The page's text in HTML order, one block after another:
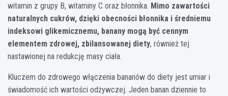
witamin z grupy B, witaminy C oraz błonnika. Mimo zawartości
naturalnych cukrów, dzięki obecności błonnika i średniemu
indeksowi glikemicznemu, banany mogą być cennym
elementem zdrowej, zbilansowanej diety, również tej
nastawionej na redukcję masy ciała.
Kluczem do zdrowego włączenia bananów do diety jest umiar i
świadomość ich wartości odżywczej. Jeden banan dziennie to